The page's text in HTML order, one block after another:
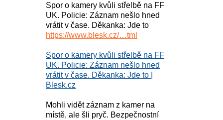
Spor o kamery kvůli střelbě na FF
UK. Policie: Záznam nešlo hned
vrátit v čase. Děkanka: Jde to
https://www.blesk.cz/…tml
Spor o kamery kvůli střelbě na FF
UK. Policie: Záznam nešlo hned
vrátit v čase. Děkanka: Jde to |
Blesk.cz
Mohli vidět záznam z kamer na
místě, ale šli pryč. Bezpečnostní